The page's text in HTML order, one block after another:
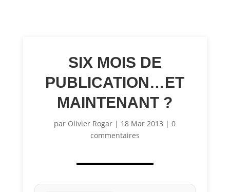
SIX MOIS DE
PUBLICATION…ET
MAINTENANT ?
par Olivier Rogar | 18 Mar 2013 |0
commentaires